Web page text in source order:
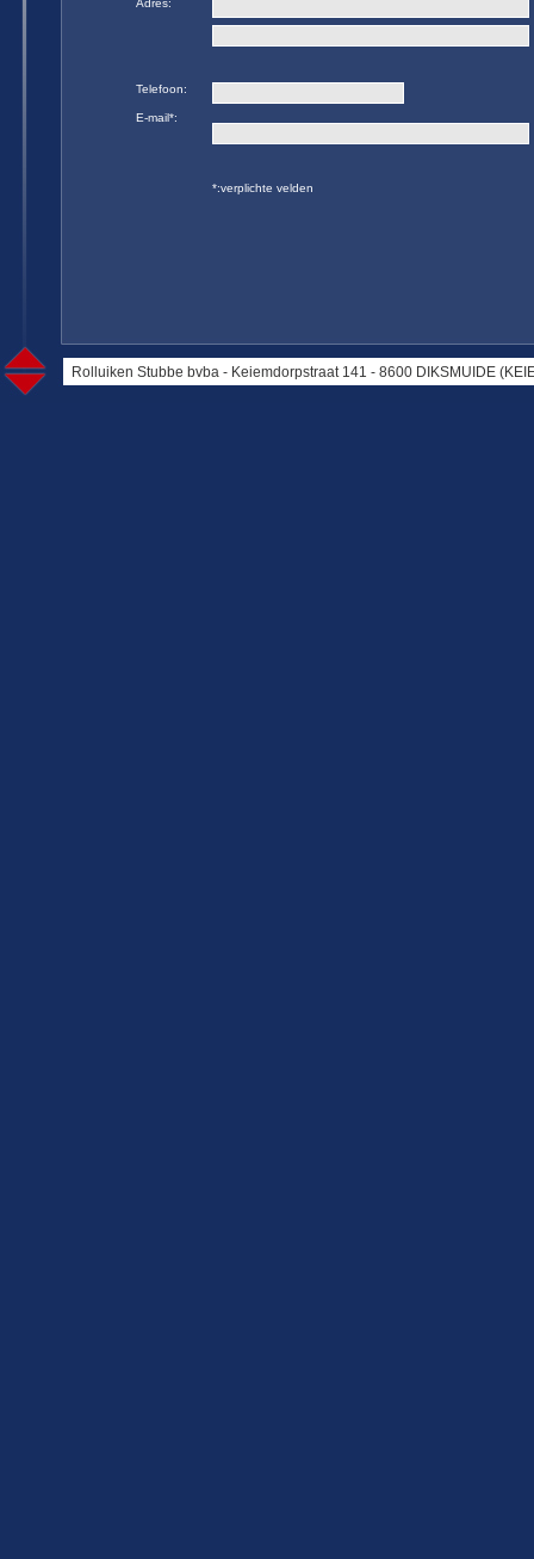
Telefoon:
E-mail*:
*:verplichte velden
Rolluiken Stubbe bvba - Keiemdorpstraat 141 - 8600 DIKSMUIDE